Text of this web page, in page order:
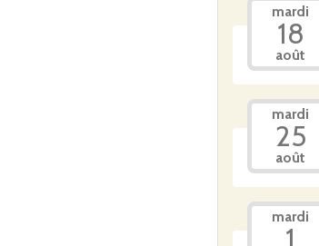
mardi
18
août
mardi
25
août
mardi
1